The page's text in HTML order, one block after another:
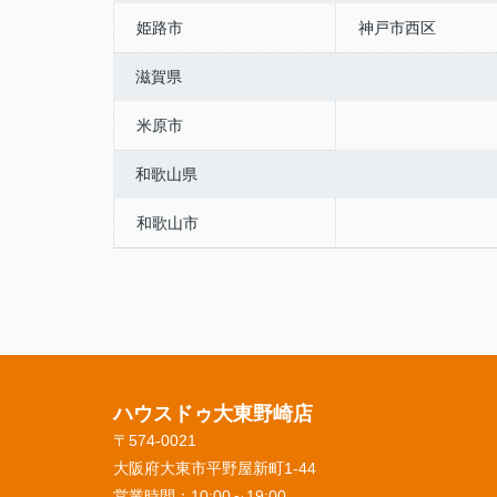
姫路市 神戸市西区
滋賀県
米原市
和歌山県
和歌山市
ハウスドゥ大東野崎店
〒574-0021
大阪府大東市平野屋新町1-44